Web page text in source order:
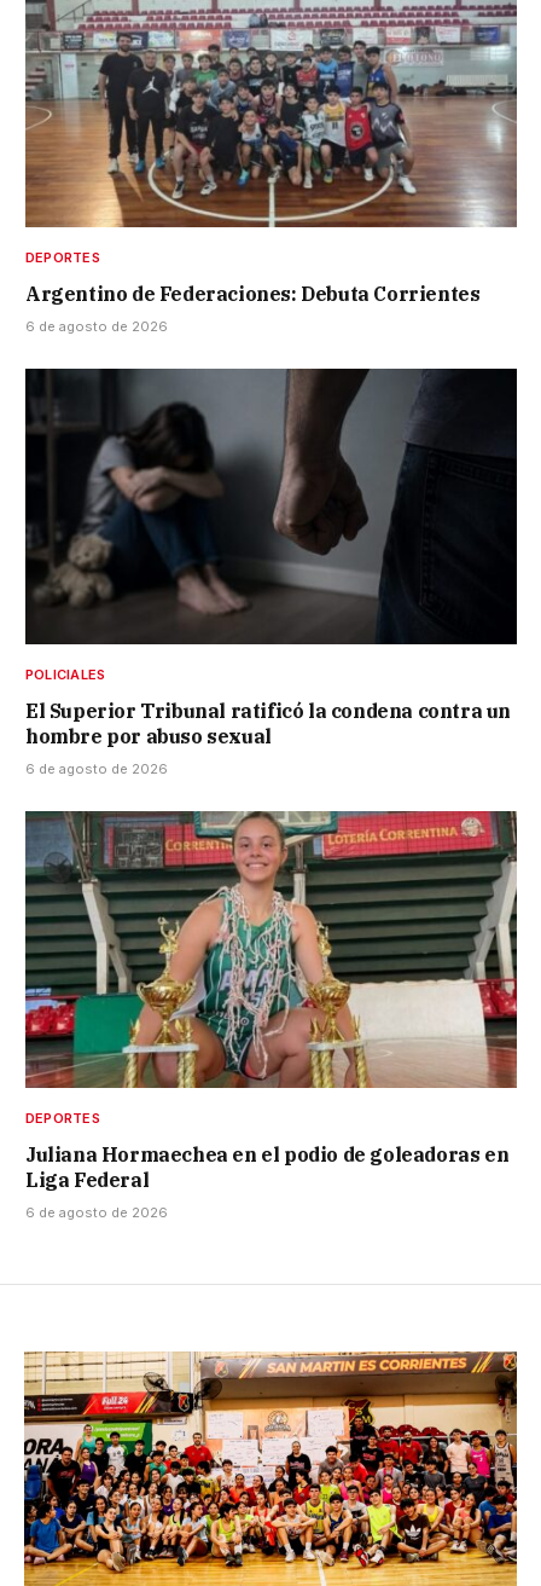
DEPORTES
Argentino de Federaciones: Debuta Corrientes
6 de agosto de 2026
POLICIALES
El Superior Tribunal ratificó la condena contra un
hombre por abuso sexual
6 de agosto de 2026
DEPORTES
Juliana Hormaechea en el podio de goleadoras en
Liga Federal
6 de agosto de 2026